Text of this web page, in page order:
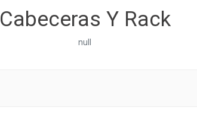
Cabeceras Y Rack
null